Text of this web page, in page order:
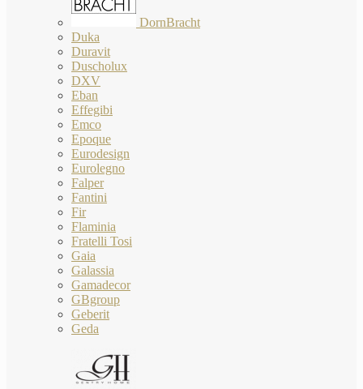
DornBracht
Duka
Duravit
Duscholux
DXV
Eban
Effegibi
Emco
Epoque
Eurodesign
Eurolegno
Falper
Fantini
Fir
Flaminia
Fratelli Tosi
Gaia
Galassia
Gamadecor
GBgroup
Geberit
Geda